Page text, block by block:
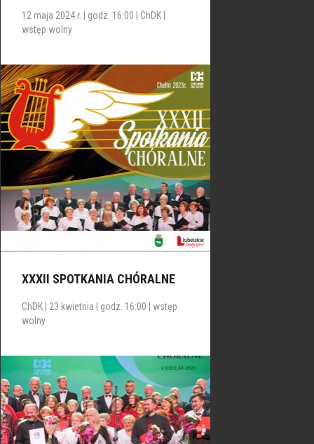
12 maja 2024 r. | godz. 16:00 | ChDK |
wstęp wolny
XXXII SPOTKANIA CHÓRALNE
ChDK | 23 kwietnia | godz. 16:00 | wstęp
wolny